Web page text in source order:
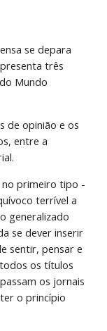
se depara
três
Mundo
de opinião e os
entre a
no primeiro tipo -
terrível a
generalizado
se dever inserir
sentir, pensar e
os títulos
os jornais
o princípio